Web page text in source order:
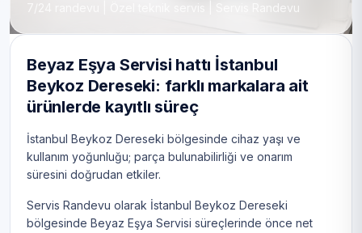
7/24 randevu | Özel teknik servis | Servis Randevu
Beyaz Eşya Servisi hattı İstanbul
Beykoz Dereseki: farklı markalara ait
ürünlerde kayıtlı süreç
İstanbul Beykoz Dereseki bölgesinde cihaz yaşı ve
kullanım yoğunluğu; parça bulunabilirliği ve onarım
süresini doğrudan etkiler.
Servis Randevu olarak İstanbul Beykoz Dereseki
bölgesinde Beyaz Eşya Servisi süreçlerinde önce net